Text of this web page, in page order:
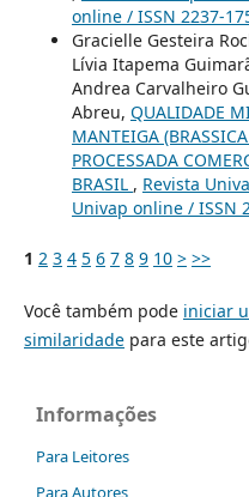
online / ISSN 2237-
Gracielle Gesteira
Lívia Itapema
Andrea Carvalheiro
Abreu, QUALIDADE
MANTEIGA
PROCESSADA
BRASIL , Revista
Univap online / ISSN
1 2 3 4 5 6 7 8 9 10 > >>
Você também pode iniciar
similaridadepara este
Informações
Para Leitores
Para Autores